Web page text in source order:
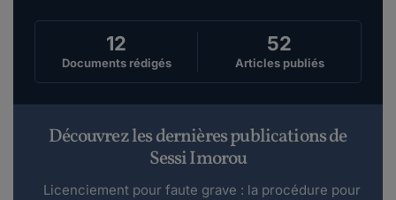
12
Documents rédigés
52
Articles publiés
Découvrez les dernières publications de
Sessi Imorou
Licenciement pour faute grave : la procédure pour